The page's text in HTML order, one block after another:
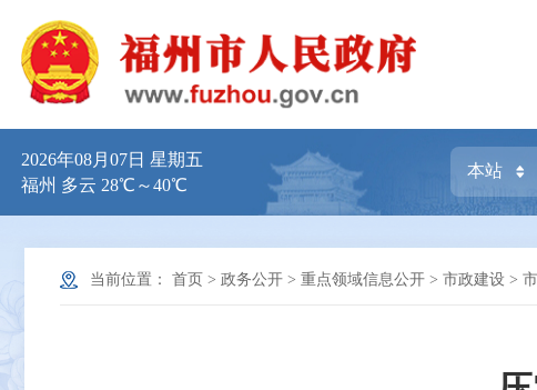
2026年08月07日 星期五
福州 多云 28℃～40℃
当前位置： 首页 > 政务公开 > 重点领域信息公开 > 市政建设 >